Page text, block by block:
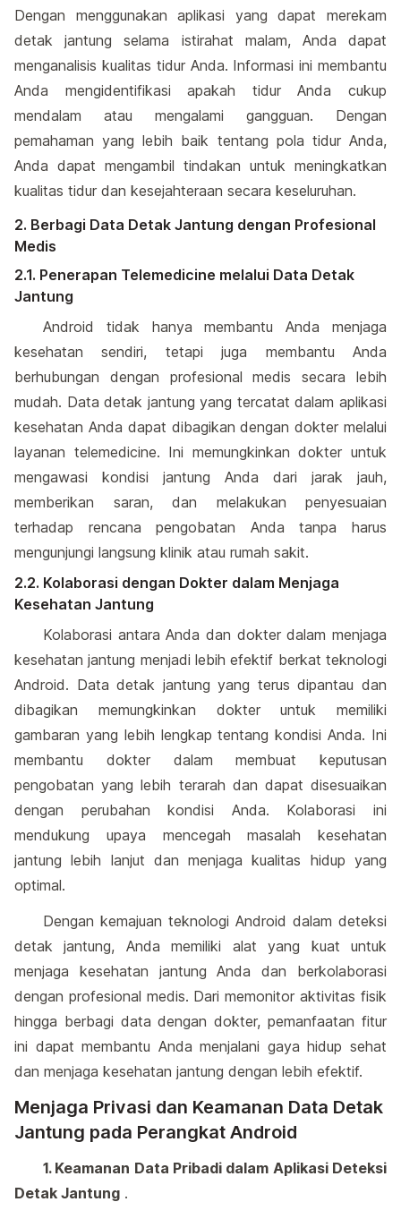
Dengan menggunakan aplikasi yang dapat merekam
detak jantung selama istirahat malam, Anda dapat
menganalisis kualitas tidur Anda. Informasi ini membantu
Anda mengidentifikasi apakah tidur Anda cukup
mendalam atau mengalami gangguan. Dengan
pemahaman yang lebih baik tentang pola tidur Anda,
Anda dapat mengambil tindakan untuk meningkatkan
kualitas tidur dan kesejahteraan secara keseluruhan.
2. Berbagi Data Detak Jantung dengan Profesional
Medis
2.1. Penerapan Telemedicine melalui Data Detak
Jantung
Android tidak hanya membantu Anda menjaga
kesehatan sendiri, tetapi juga membantu Anda
berhubungan dengan profesional medis secara lebih
mudah. Data detak jantung yang tercatat dalam aplikasi
kesehatan Anda dapat dibagikan dengan dokter melalui
layanan telemedicine. Ini memungkinkan dokter untuk
mengawasi kondisi jantung Anda dari jarak jauh,
memberikan saran, dan melakukan penyesuaian
terhadap rencana pengobatan Anda tanpa harus
mengunjungi langsung klinik atau rumah sakit.
2.2. Kolaborasi dengan Dokter dalam Menjaga
Kesehatan Jantung
Kolaborasi antara Anda dan dokter dalam menjaga
kesehatan jantung menjadi lebih efektif berkat teknologi
Android. Data detak jantung yang terus dipantau dan
dibagikan memungkinkan dokter untuk memiliki
gambaran yang lebih lengkap tentang kondisi Anda. Ini
membantu dokter dalam membuat keputusan
pengobatan yang lebih terarah dan dapat disesuaikan
dengan perubahan kondisi Anda. Kolaborasi ini
mendukung upaya mencegah masalah kesehatan
jantung lebih lanjut dan menjaga kualitas hidup yang
optimal.
Dengan kemajuan teknologi Android dalam deteksi
detak jantung, Anda memiliki alat yang kuat untuk
menjaga kesehatan jantung Anda dan berkolaborasi
dengan profesional medis. Dari memonitor aktivitas fisik
hingga berbagi data dengan dokter, pemanfaatan fitur
ini dapat membantu Anda menjalani gaya hidup sehat
dan menjaga kesehatan jantung dengan lebih efektif.
Menjaga Privasi dan Keamanan Data Detak
Jantung pada Perangkat Android
1. Keamanan Data Pribadi dalam Aplikasi Deteksi
Detak Jantung .